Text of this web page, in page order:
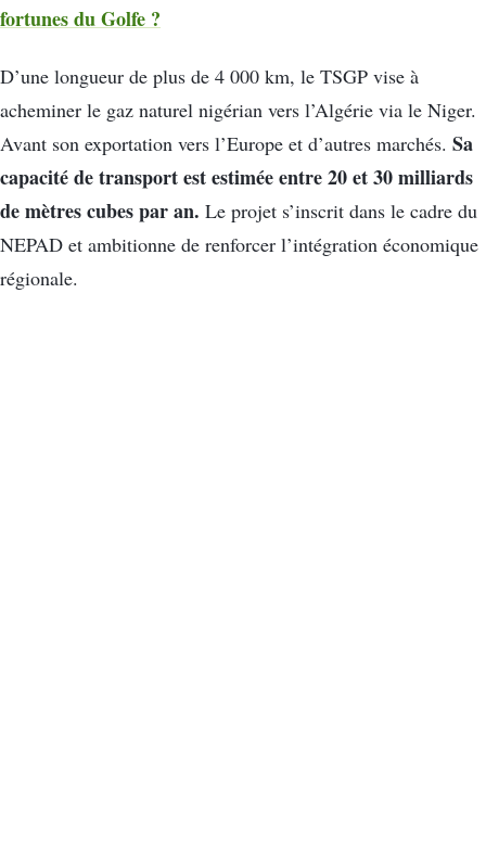
fortunes du Golfe ?
D’une longueur de plus de 4 000 km, le TSGP vise à
acheminer le gaz naturel nigérian vers l’Algérie via le Niger.
Avant son exportation vers l’Europe et d’autres marchés. Sa
capacité de transport est estimée entre 20 et 30 milliards
de mètres cubes par an. Le projet s’inscrit dans le cadre du
NEPAD et ambitionne de renforcer l’intégration économique
régionale.